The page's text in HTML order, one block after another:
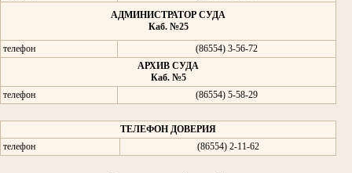
АДМИНИСТРАТОР СУДА
Каб. №25
телефон
(86554) 3-56-72
АРХИВ СУДА
Каб. №5
телефон
(86554) 5-58-29
ТЕЛЕФОН ДОВЕРИЯ
телефон
(86554) 2-11-62